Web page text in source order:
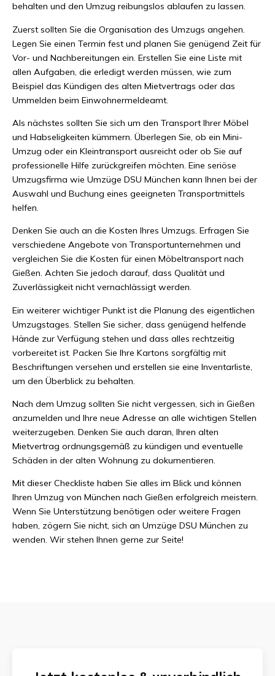
behalten und den Umzug reibungslos ablaufen zu lassen.
Zuerst sollten Sie die Organisation des Umzugs angehen.
Legen Sie einen Termin fest und planen Sie genügend Zeit für
Vor- und Nachbereitungen ein. Erstellen Sie eine Liste mit
allen Aufgaben, die erledigt werden müssen, wie zum
Beispiel das Kündigen des alten Mietvertrags oder das
Ummelden beim Einwohnermeldeamt.
Als nächstes sollten Sie sich um den Transport Ihrer Möbel
und Habseligkeiten kümmern. Überlegen Sie, ob ein Mini-
Umzug oder ein Kleintransport ausreicht oder ob Sie auf
professionelle Hilfe zurückgreifen möchten. Eine seriöse
Umzugsfirma wie Umzüge DSU München kann Ihnen bei der
Auswahl und Buchung eines geeigneten Transportmittels
helfen.
Denken Sie auch an die Kosten Ihres Umzugs. Erfragen Sie
verschiedene Angebote von Transportunternehmen und
vergleichen Sie die Kosten für einen Möbeltransport nach
Gießen. Achten Sie jedoch darauf, dass Qualität und
Zuverlässigkeit nicht vernachlässigt werden.
Ein weiterer wichtiger Punkt ist die Planung des eigentlichen
Umzugstages. Stellen Sie sicher, dass genügend helfende
Hände zur Verfügung stehen und dass alles rechtzeitig
vorbereitet ist. Packen Sie Ihre Kartons sorgfältig mit
Beschriftungen versehen und erstellen sie eine Inventarliste,
um den Überblick zu behalten.
Nach dem Umzug sollten Sie nicht vergessen, sich in Gießen
anzumelden und Ihre neue Adresse an alle wichtigen Stellen
weiterzugeben. Denken Sie auch daran, Ihren alten
Mietvertrag ordnungsgemäß zu kündigen und eventuelle
Schäden in der alten Wohnung zu dokumentieren.
Mit dieser Checkliste haben Sie alles im Blick und können
Ihren Umzug von München nach Gießen erfolgreich meistern.
Wenn Sie Unterstützung benötigen oder weitere Fragen
haben, zögern Sie nicht, sich an Umzüge DSU München zu
wenden. Wir stehen Ihnen gerne zur Seite!